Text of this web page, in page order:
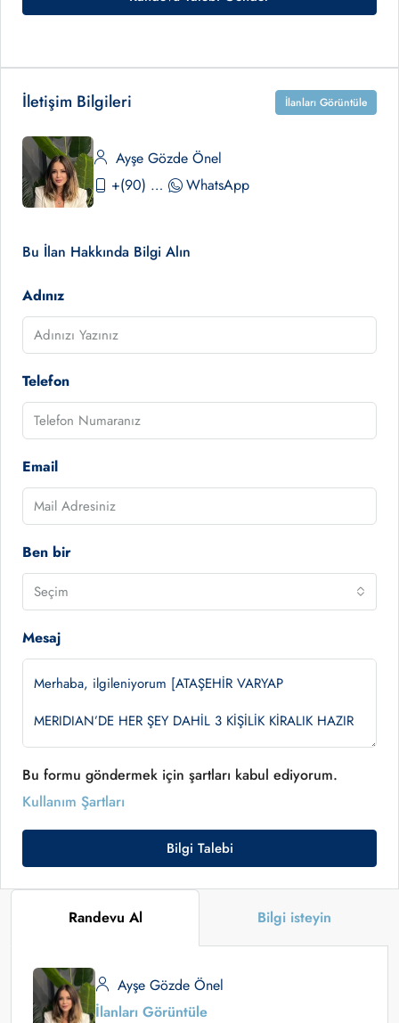
İletişim Bilgileri İlanları Görüntüle
Ayşe Gözde Önel
+(90) 530 390 02 84
WhatsApp
Bu İlan Hakkında Bilgi Alın
Adınız
Telefon
Email
Ben bir
Seçim
Mesaj
Bu formu göndermek için şartları kabul ediyorum.
Kullanım Şartları
Bilgi Talebi
Randevu Al Bilgi isteyin
Ayşe Gözde Önel
İlanları Görüntüle